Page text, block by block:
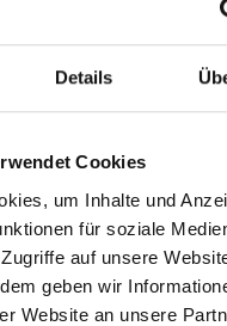
Details
Cookies
um Inhalte und
für soziale
auf unsere
geben wir
Website an unsere